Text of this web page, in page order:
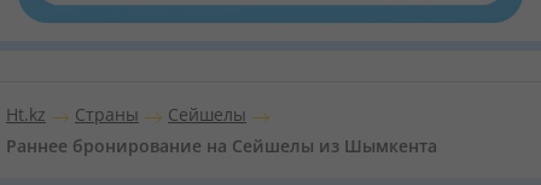
Ht.kz Страны
Сейшелы
Раннее бронирование на Сейшелы из Шымкента